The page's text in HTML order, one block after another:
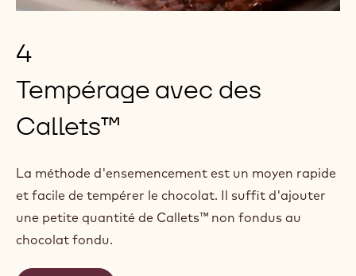
4
Tempérage avec des
Callets™
La méthode d'ensemencement est un moyen rapide
et facile de tempérer le chocolat. Il suffit d'ajouter
une petite quantité de Callets™ non fondus au
chocolat fondu.